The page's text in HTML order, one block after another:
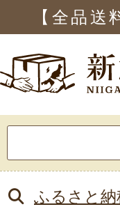
【全品
索:
ふるさと納